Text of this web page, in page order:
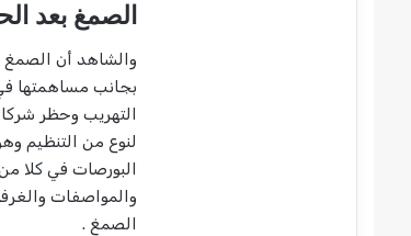
الصمغ بعد
والشاهد أن الصمغ
بجانب مساهمتها
التهريب وحظر
لنوع من التنظيم
البورصات في كلا
والمواصفات
الصمغ .